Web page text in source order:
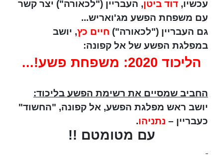
עכשיו, דוד ביטן, העבריין ("לכאורה") יצר קשר
עם משפחת הפשע מג'ואריש...
גם העבריין ("לכאורה") חיים כץ, יושב
במפלגת הפשע של אל קפונה:
הליכוד 2020: משפחת פשע!...
החביב שמסיים את רשימת הפשע בליכוד:
יושב ראש מפלגת הפשע, אל קפונה, "החשוד"
כעבריין – נתניהו.
עם מטומטם !!